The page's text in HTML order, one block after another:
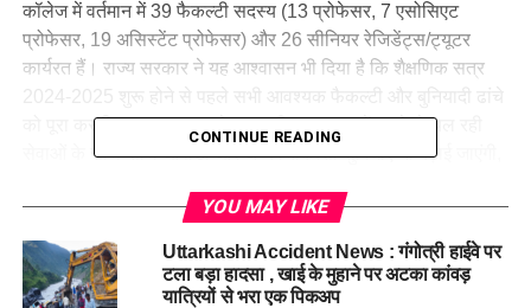
कॉलेज में वर्तमान में 39 फैकल्टी सदस्य (13 प्रोफेसर, 7 एसोसिएट
प्रोफेसर, 19 असिस्टेंट प्रोफेसर) और 26 सीनियर रेजिडेंट्स/ट्यूटर
कार्यरत हैं। राज्य सरकार ने यह आश्वासन भी दिया है कि शैक्षणिक सत्र
को पूरा कर लिया जाएगा। इसके साथ ही, अस्पताल में पहले से चल रही
सेवाओं के साथ-साथ ओपीडी और अन्य चिकित्सा सुविधाएं भी बढ़ाई जाएंगी,
की स्थापना से उत्तराखंड में चिकित्सा शिक्षा और स्वास्थ्य सेवाओं में एक बड़ा
सुधार होगा। राज्य के मेडिकल कॉलेजों में बढ़ती सीटों के साथ, स्थानीय
CONTINUE READING
YOU MAY LIKE
Uttarkashi Accident News : गंगोत्री हाईवे पर
टला बड़ा हादसा , खाई के मुहाने पर अटका कांवड़
यात्रियों से भरा एक पिकअप